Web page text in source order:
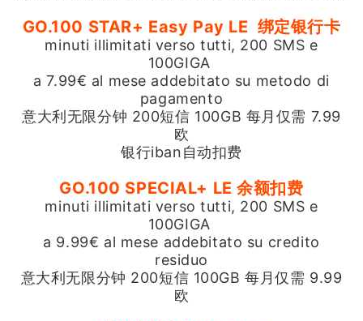
GO.100 STAR+ Easy Pay LE 绑定银行卡
minuti illimitati verso tutti, 200 SMS e
100GIGA
a 7.99€ al mese addebitato su metodo di
pagamento
意大利无限分钟 200短信 100GB 每月仅需 7.99
欧
银行iban自动扣费
GO.100 SPECIAL+ LE 余额扣费
minuti illimitati verso tutti, 200 SMS e
100GIGA
a 9.99€ al mese addebitato su credito
residuo
意大利无限分钟 200短信 100GB 每月仅需 9.99
欧